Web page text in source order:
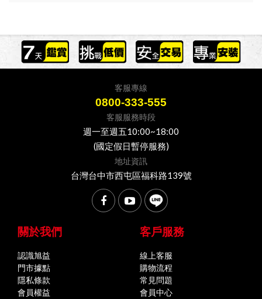
客服專線
0800-333-555
客服服務時段
週一至週五10:00~18:00
(國定假日暫停服務)
地址資訊
台灣台中市西屯區福科路139號
關於我們
認識旭益
門市據點
隱私條款
會員權益
客戶服務
線上客服
購物流程
常見問題
會員中心